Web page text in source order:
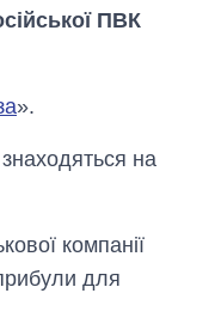
ПВК
».
на
компанії
для
Як зросли тарифи
на холодну воду у
містах України на